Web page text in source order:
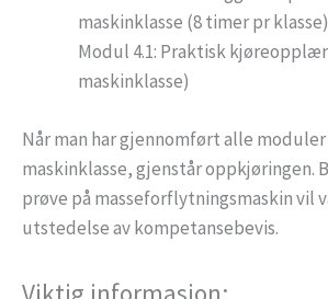
maskinklasse (8 timer pr klasse)
Modul 4.1: Praktisk
maskinklasse)
Når man har gjennomført alle
maskinklasse, gjenstår oppkjøringen.
prøve på masseforflytningsmaskin vil
utstedelse av kompetansebevis.